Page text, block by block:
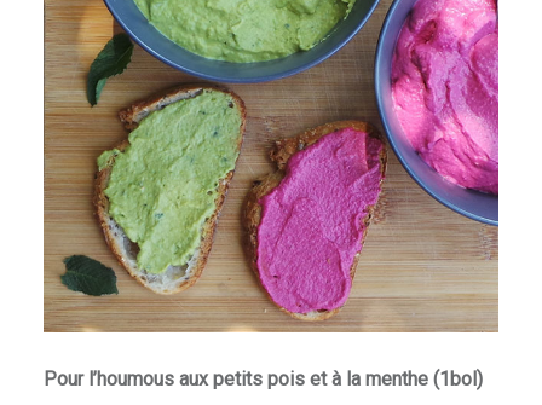
Pour l’houmous aux petits pois et à la menthe (1bol)